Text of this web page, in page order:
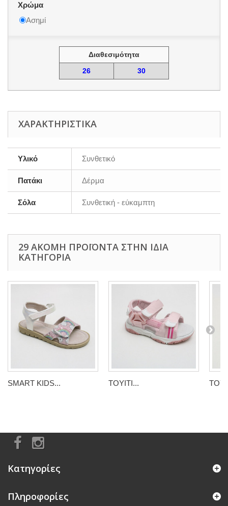
Χρώμα
Ασημί
Διαθεσιμότητα
26
30
ΧΑΡΑΚΤΗΡΙΣΤΙΚΆ
Υλικό Συνθετικό
Πατάκι Δέρμα
Σόλα Συνθετική - εύκαμπτη
29 ΑΚΌΜΗ ΠΡΟΪΌΝΤΑ ΣΤΗΝ ΊΔΙΑ
ΚΑΤΗΓΟΡΊΑ
SMART KIDS... TOYITI...
Κατηγορίες
Πληροφορίες